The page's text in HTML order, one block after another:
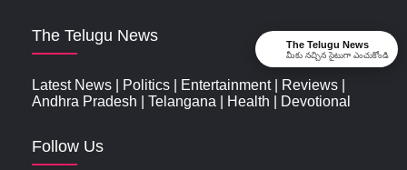
The Telugu News
Latest News Politics Entertainment| Reviews
Andhra Pradesh
Telangana Health Devotional
Follow Us
The Telugu News
మీకు నచ్చిన సైటుగా ఎంచుకోండి